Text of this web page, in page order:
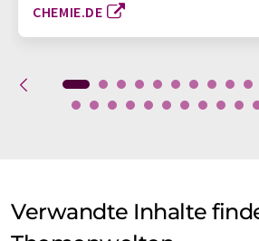
CHEMIE.DE
Verwandte Inhalte